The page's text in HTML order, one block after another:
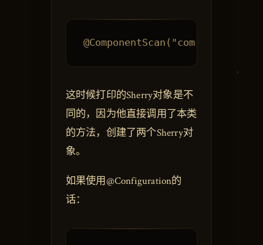
这时候打印的Sherry对象是不
同的，因为他直接调用了本类
的方法，创建了两个Sherry对
象。
如果使用@Configuration的
话：